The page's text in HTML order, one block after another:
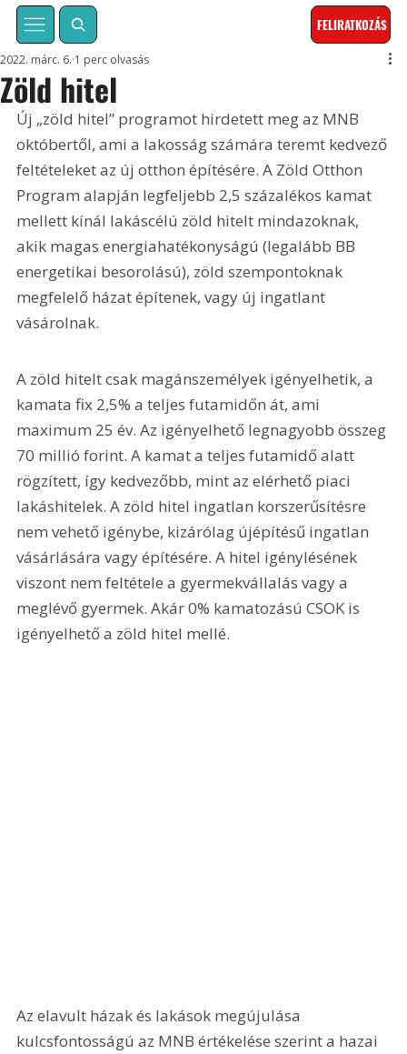
FELIRATKOZÁS
Zöld hitel
2022. márc. 6. 1 perc olvasás
Új „zöld hitel” programot hirdetett meg az MNB
októbertől, ami a lakosság számára teremt kedvező
feltételeket az új otthon építésére. A Zöld Otthon
Program alapján legfeljebb 2,5 százalékos kamat
mellett kínál lakáscélú zöld hitelt mindazoknak,
akik magas energiahatékonyságú (legalább BB
energetikai besorolású), zöld szempontoknak
megfelelő házat építenek, vagy új ingatlant
vásárolnak.
A zöld hitelt csak magánszemélyek igényelhetik, a
kamata fix 2,5% a teljes futamidőn át, ami
maximum 25 év. Az igényelhető legnagyobb összeg
70 millió forint. A kamat a teljes futamidő alatt
rögzített, így kedvezőbb, mint az elérhető piaci
lakáshitelek. A zöld hitel ingatlan korszerűsítésre
nem vehető igénybe, kizárólag újépítésű ingatlan
vásárlására vagy építésére. A hitel igénylésének
viszont nem feltétele a gyermekvállalás vagy a
meglévő gyermek. Akár 0% kamatozású CSOK is
igényelhető a zöld hitel mellé.
Az elavult házak és lakások megújulása
kulcsfontosságú az MNB értékelése szerint a hazai